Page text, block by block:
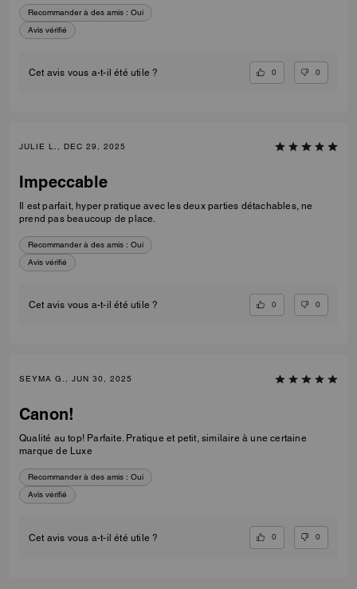
Recommander à des amis : Oui
Avis vérifié
Cet avis vous a-t-il été utile ? 0 0
JULIE L., DEC 29, 2025
Impeccable
Il est parfait, hyper pratique avec les deux parties détachables, ne
prend pas beaucoup de place.
Recommander à des amis : Oui
Avis vérifié
Cet avis vous a-t-il été utile ? 0 0
SEYMA G., JUN 30, 2025
Canon!
Qualité au top! Parfaite. Pratique et petit, similaire à une certaine
marque de Luxe
Recommander à des amis : Oui
Avis vérifié
Cet avis vous a-t-il été utile ? 0 0